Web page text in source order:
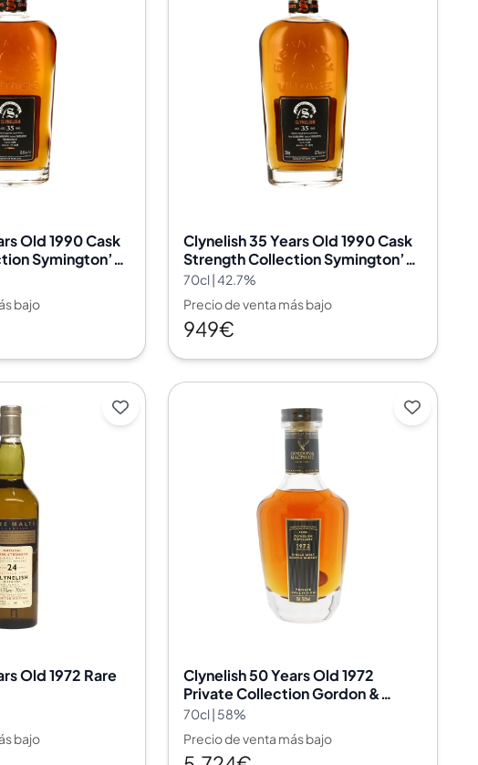
Old 1990 Cask
Symington’s
Vintage 3505
bajo
Clynelish 35 Years Old 1990 Cask
Strength Collection Symington’s
Choice Signatory Vintage 3476
70cl | 42.7%
Precio de venta más bajo
949€
Old 1972 Rare
bajo
Clynelish 50 Years Old 1972
Private Collection Gordon &
MacPhail 5335
70cl | 58%
Precio de venta más bajo